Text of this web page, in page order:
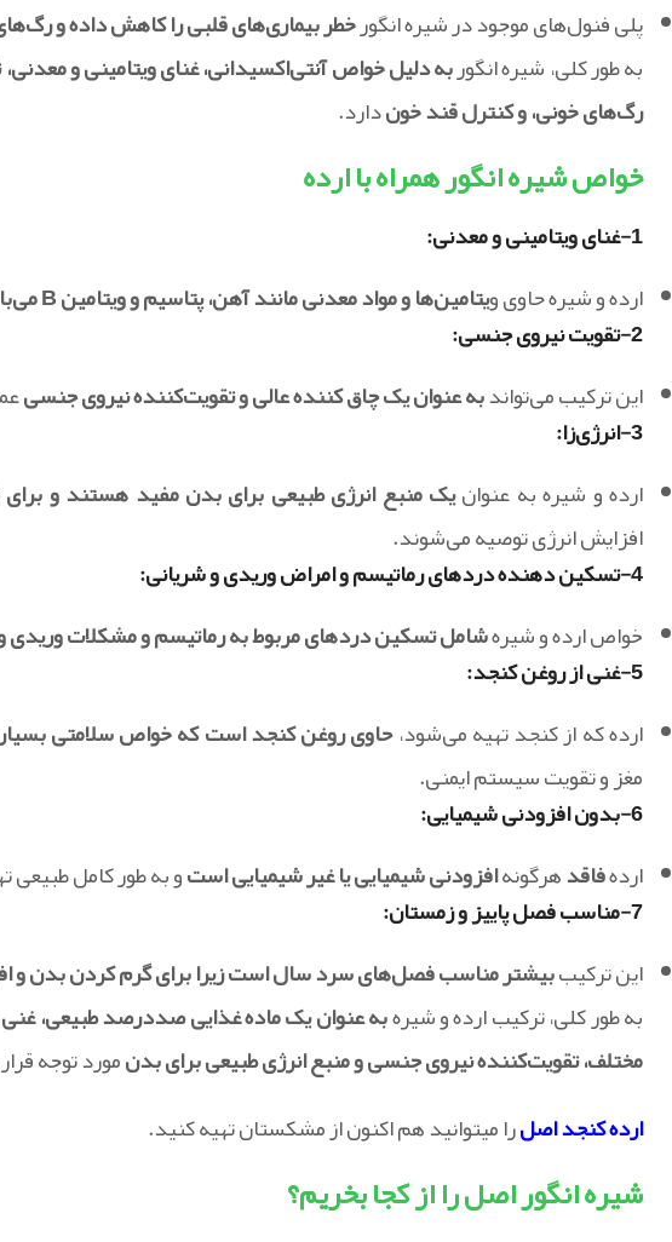
پلی فنول‌های موجود در شیره انگورخطر بیماری‌های قلبی را کاهش داده و
به طور کلی، شیره انگوربه دلیل خواص آنتی‌اکسیدانی، غنای ویتامینی و
رگ‌های خونی، و کنترل قند خوندارد.
خواص شیره انگور همراه با ارده
1-غنای ویتامینی و معدنی:
ارده و شیره حاوی ویتامین‌ها و مواد معدنی مانند آهن، پتاسیم و ویتامین B می‌باشند که برای سلامتی
2-تقویت نیروی جنسی:
این ترکیب می‌تواندبه عنوان یک چاق کننده عالی و تقویت‌کننده نیروی جنسی
3-انرژی‌زا:
ارده و شیره به عنوانیک منبع انرژی طبیعی برای بدن مفید هستند و
افزایش انرژی توصیه می‌شوند.
4-تسکین دهنده دردهای رماتیسم و امراض وریدی و شریانی:
خواص ارده و شیرهشامل تسکین دردهای مربوط به رماتیسم و مشکلات وریدی
5-غنی از روغن کنجد:
ارده که از کنجد تهیه می‌شود،حاوی روغن کنجد است که خواص سلامتی
مغز و تقویت سیستم ایمنی.
6-بدون افزودنی شیمیایی:
اردهفاقدهرگونهافزودنی شیمیایی یا غیر شیمیایی استو به طور کامل
7-مناسب فصل پاییز و زمستان:
این ترکیببیشتر مناسب فصل‌های سرد سال است زیرا برای گرم کردن بدن و
به طور کلی، ترکیب ارده و شیرهبه عنوان یک ماده غذایی صددرصد طبیعی،
مختلف، تقویت‌کننده نیروی جنسی و منبع انرژی طبیعی برای بدنمورد توجه
ارده کنجد اصلرا میتوانید هم اکنون از مشکستان تهیه کنید.
شیره انگور اصل را از کجا بخریم؟